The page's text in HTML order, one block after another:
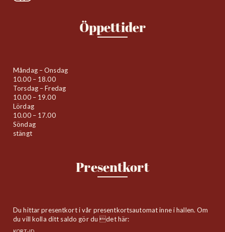
Öppettider
Måndag – Onsdag
10.00 – 18.00
Torsdag – Fredag
10.00 – 19.00
Lördag
10.00 – 17.00
Söndag
stängt
Presentkort
Du hittar presentkort i vår presentkortsautomat inne i hallen. Om
du vill kolla ditt saldo gör du det här: